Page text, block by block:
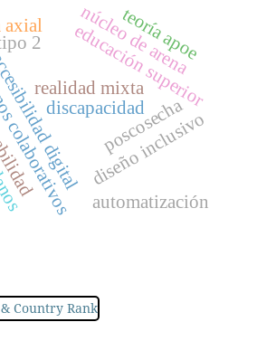
realidad mixta
educación superior
digitaldiseño inclusivo
discapacidad
2 núcleo de arena
axial teoría apoe
automatización
poscosecha